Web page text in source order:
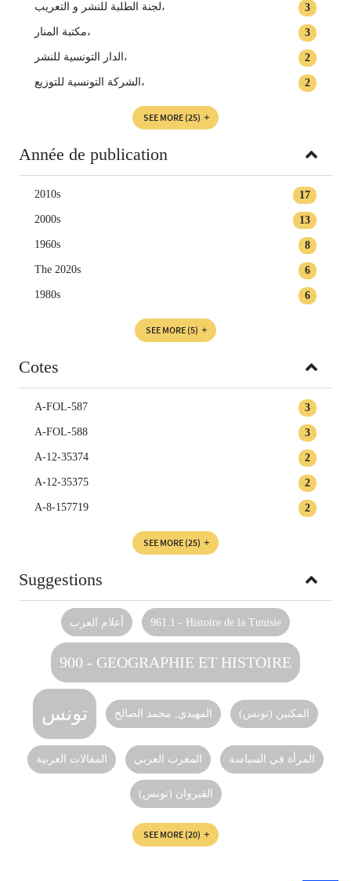
3 لجنة الطلبة للنشر و التعريب،
3 مكتبة المنار،
2 الدار التونسية للنشر‏،
2 الشركة التونسية للتوزيع‏،
SEE MORE (25)
Année de publication
17
2010s
13
2000s
8
1960s
6
The 2020s
6
1980s
SEE MORE (5)
Cotes
3
A-FOL-587
3
A-FOL-588
2
A-12-35374
2
A-12-35375
2
A-8-157719
SEE MORE (25)
Suggestions
أعلام العرب 961.1 - Histoire de la Tunisie
900 - GEOGRAPHIE ET HISTOIRE
تونس المهيدي‏, ‏محمد الصالح‏ المكنين (تونس)‏
المقالات العربية المغرب العربي المرأة في السياسة
القيروان (تونس)
SEE MORE (20)